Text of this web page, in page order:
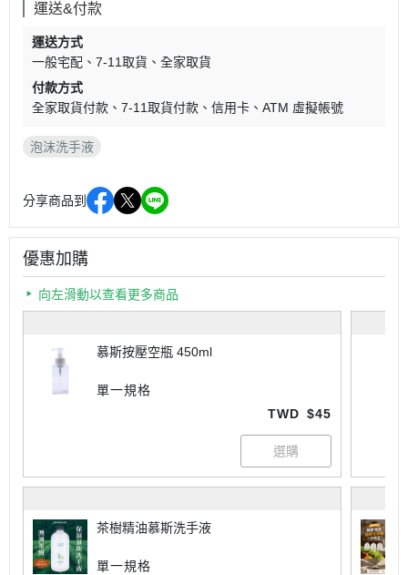
運送&付款
運送方式
一般宅配
7-11取貨
全家取貨
付款方式
全家取貨付款
7-11取貨付款 信用卡 ATM 虛擬帳號
泡沫洗手液
分享商品到
優惠加購
向左滑動以查看更多商品
慕斯按壓空瓶 450ml
單一規格
TWD $45
茶樹精油慕斯洗手液
單一規格